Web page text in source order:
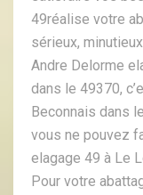
49réalise votre
sérieux,
Andre Delorme
dans le 49370,
Beconnais dans
vous ne pouvez
elagage 49 à Le
Pour votre